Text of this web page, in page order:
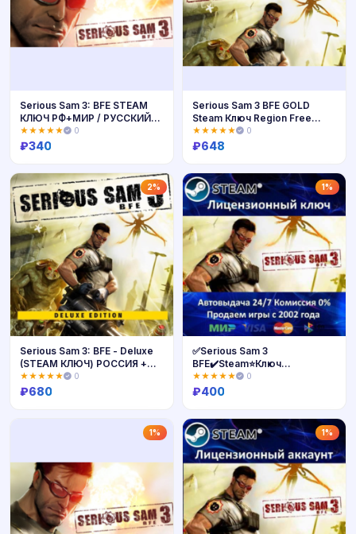
Купить
Serious Sam 3: BFE STEAM
КЛЮЧ РФ+МИР / РУССКИЙ
ЯЗЫК
★★★★★ 0
₽340
Купить
Serious Sam 3 BFE GOLD
Steam Ключ Region Free
Global🔑
★★★★★ 0
₽648
2%
Serious Sam 3: BFE - Deluxe
(STEAM КЛЮЧ) РОССИЯ +
МИР
★★★★★ 0
₽680
1%
Купить
✅Serious Sam 3
BFE✔️Steam⭐Ключ
Активации🔑
РФ+СНГ+МИР✔️АКЦИЯ🎁0%
★★★★★ 0
₽400
1% 1%